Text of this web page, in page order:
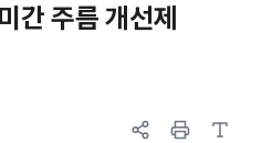
간 주름 개선제